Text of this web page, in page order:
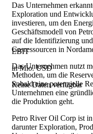
EBIT
in Mio. USD
Keine Daten verfügbar
Das Unternehmen
Exploration und
investieren, um den
Geschäftsmodell von
auf die Identifizierung
Gasressourcen in
Das Unternehmen nutzt
Methoden, um die
Sobald eine potenzielle
Unternehmen eine
die Produktion geht.
Petro River Oil Corp ist
darunter Exploration,